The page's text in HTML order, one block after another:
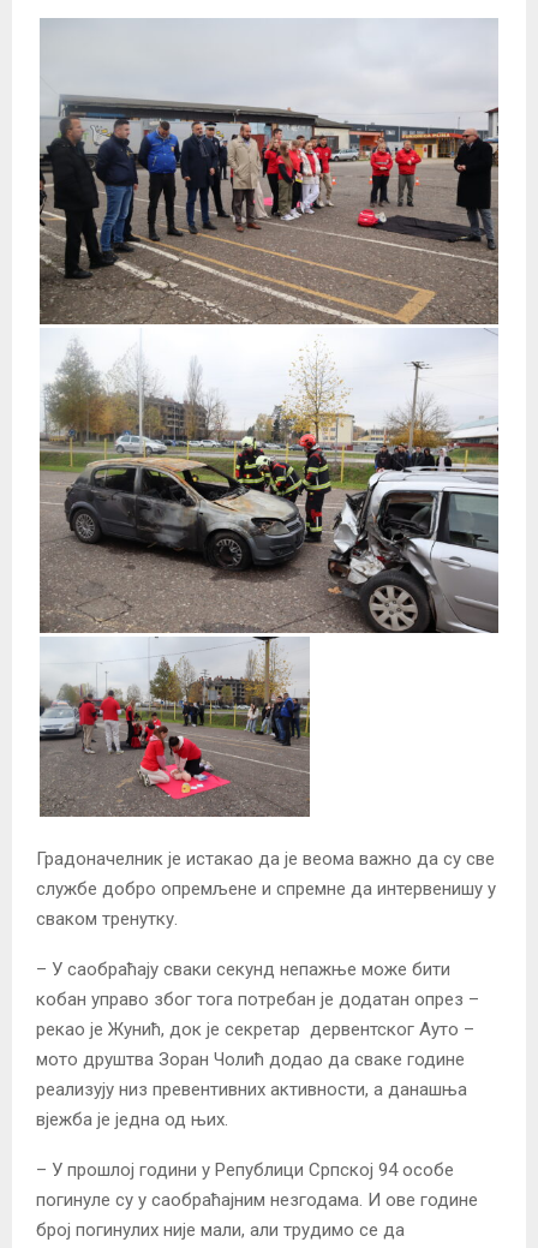
Градоначелник је истакао да је веома важно да су све
службе добро опремљене и спремне да интервенишу у
сваком тренутку.
– У саобраћају сваки секунд непажње може бити
кобан управо због тога потребан је додатан опрез –
рекао је Жунић, док је секретар дервентског Ауто –
мото друштва Зоран Чолић додао да сваке године
реализују низ превентивних активности, а данашња
вјежба је једна од њих.
– У прошлој години у Републици Српској 94 особе
погинуле су у саобраћајним незгодама. И ове године
број погинулих није мали, али трудимо се да